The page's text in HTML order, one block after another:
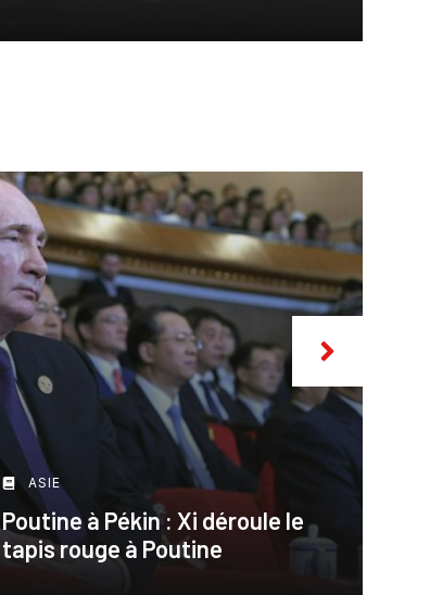
ASIE
Poutine à Pékin : Xi déroule le
tapis rouge à Poutine